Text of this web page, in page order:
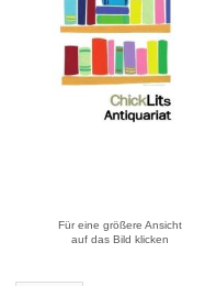
Für eine größere Ansicht
auf das Bild klicken